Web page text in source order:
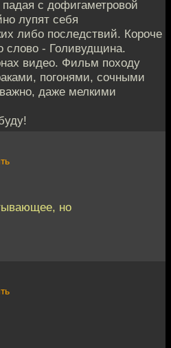
с дофигаметровой
лупят себя
либо последствий. Короче
слово - Голивудщина.
видео. Фильм походу
погонями, сочными
даже мелкими
но